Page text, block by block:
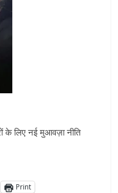
लिए नई मुआवज़ा नीति
Print